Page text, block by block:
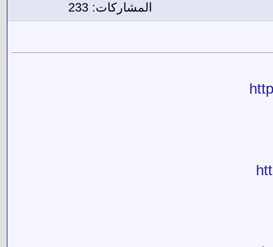
المشاركات: 233